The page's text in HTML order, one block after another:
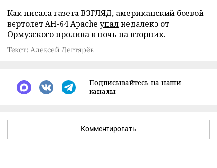
Как писала газета ВЗГЛЯД, американский боевой
вертолет AH-64 Apache упалнедалеко от
Ормузского пролива в ночь на вторник.
Текст: Алексей Дегтярёв
Подписывайтесь на наши
каналы
Комментировать